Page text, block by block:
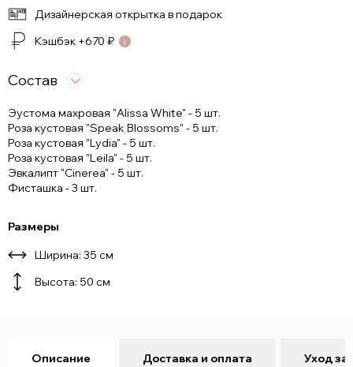
Дизайнерская открытка в подарок
Кэшбэк +670 ₽
Состав
Эустома махровая "Alissa White" - 5 шт.
Роза кустовая "Speak Blossoms" - 5 шт.
Роза кустовая "Lydia" - 5 шт.
Роза кустовая "Leila" - 5 шт.
Эвкалипт "Cinerea" - 5 шт.
Фисташка - 3 шт.
Размеры
Ширина: 35 см
Высота: 50 см
Описание Доставка и оплата Уход за